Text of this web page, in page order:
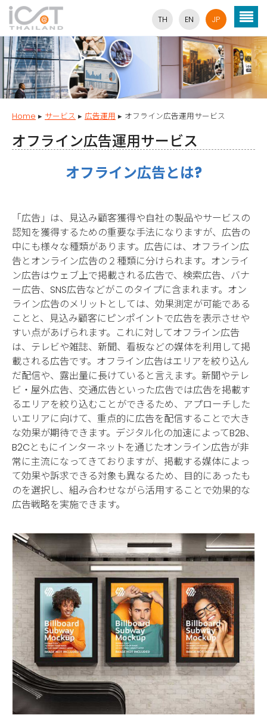
TH EN JP
Home ▸ サービス ▸ 広告運用 ▸ オフライン広告運用サービス
オフライン広告運用サービス
オフライン広告とは?
「広告」は、見込み顧客獲得や自社の製品やサービスの
認知を獲得するための重要な手法になりますが、広告の
中にも様々な種類があります。広告には、オフライン広
告とオンライン広告の２種類に分けられます。オンライ
ン広告はウェブ上で掲載される広告で、検索広告、バナ
ー広告、SNS広告などがこのタイプに含まれます。オン
ライン広告のメリットとしては、効果測定が可能である
ことと、見込み顧客にピンポイントで広告を表示させや
すい点があげられます。これに対してオフライン広告
は、テレビや雑誌、新聞、看板などの媒体を利用して掲
載される広告です。オフライン広告はエリアを絞り込ん
だ配信や、露出量に長けていると言えます。新聞やテレ
ビ・屋外広告、交通広告といった広告では広告を掲載す
るエリアを絞り込むことができるため、アプローチした
いエリアに向けて、重点的に広告を配信することで大き
な効果が期待できます。デジタル化の加速によってB2B、
B2Cともにインターネットを通じたオンライン広告が非
常に主流になってきておりますが、掲載する媒体によっ
て効果や訴求できる対象も異なるため、目的にあったも
のを選択し、組み合わせながら活用することで効果的な
広告戦略を実施できます。